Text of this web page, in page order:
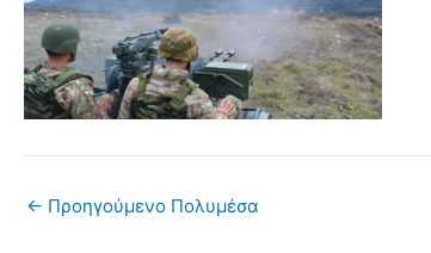
← Προηγούμενο Πολυμέσα